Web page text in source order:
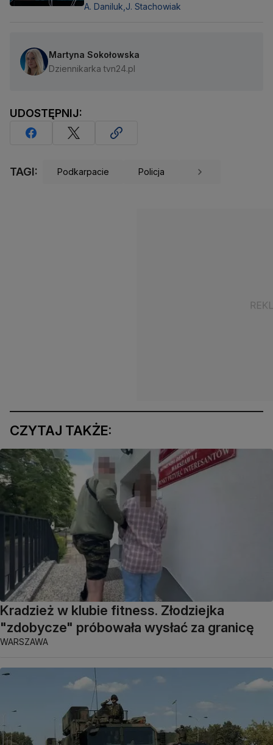
A. Daniluk, J. Stachowiak
Martyna Sokołowska
Dziennikarka tvn24.pl
UDOSTĘPNIJ:
TAGI: Podkarpacie Policja
CZYTAJ TAKŻE:
Kradzież w klubie fitness. Złodziejka
"zdobycze" próbowała wysłać za granicę
WARSZAWA